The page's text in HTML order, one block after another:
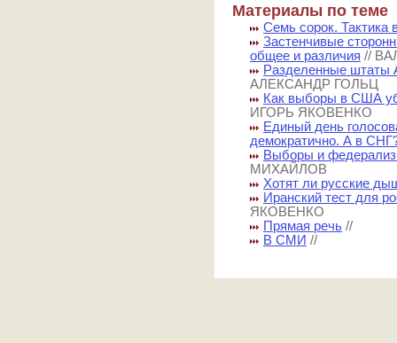
Материалы по теме
Семь сорок.
Застенчивые
общее и различия //
Разделенные штаты
АЛЕКСАНДР ГОЛЬЦ
Как выборы в США
ИГОРЬ ЯКОВЕНКО
Единый день
демократично. А в
Выборы и
МИХАЙЛОВ
Хотят ли русские
Иранский тест для
ЯКОВЕНКО
Прямая речь //
В СМИ //